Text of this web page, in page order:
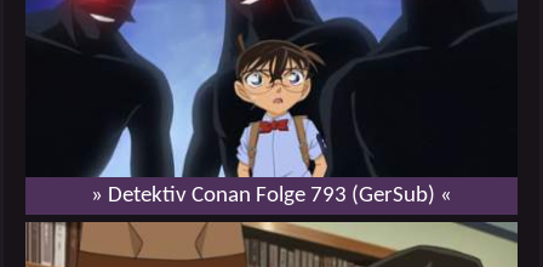
» Detektiv Conan Folge 793 (GerSub) «